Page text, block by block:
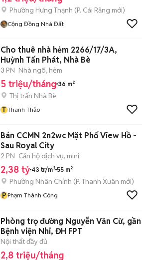
Phường Hưng Thạnh (P. Cái Răng mới)
Cộng Đồng Nhà Đất
Cho thuê nhà hẻm 2266/17/3A,
Huỳnh Tấn Phát, Nhà Bè
3 PN Nhà ngõ, hẻm
5 triệu/tháng 36 m²
Thị trấn Nhà Bè
T Thanh Thảo
Bán CCMN 2n2wc Mặt Phố View Hồ -
Sau Royal City
2 PN Căn hộ dịch vụ, mini
2,38 tỷ 43 tr/m² 55 m²
Phường Nhân Chính (P. Thanh Xuân mới)
P Phạm Thành Công
Phòng trọ đường Nguyễn Văn Cừ, gần
Bệnh viện Nhi, ĐH FPT
Nội thất đầy đủ
2,8 triệu/tháng